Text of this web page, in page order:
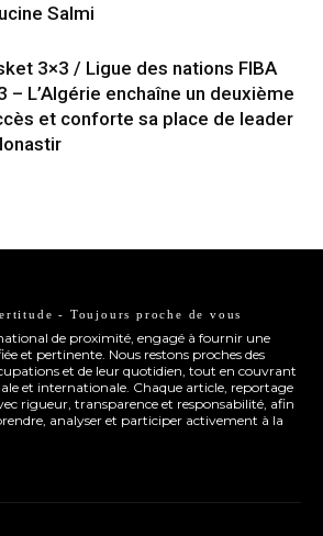
Salmi
3×3 / Ligue des nations FIBA
– L’Algérie enchaîne un deuxième
et conforte sa place de leader
- Toujours proche de vous
de proximité, engagé à fournir une
et pertinente. Nous restons proches des
et de leur quotidien, tout en couvrant
et internationale. Chaque article, reportage
rigueur, transparence et responsabilité, afin
analyser et participer activement à la